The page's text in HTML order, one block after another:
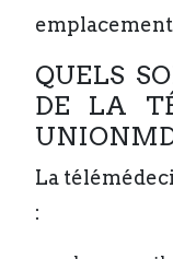
QUELS
DE LA
La
: